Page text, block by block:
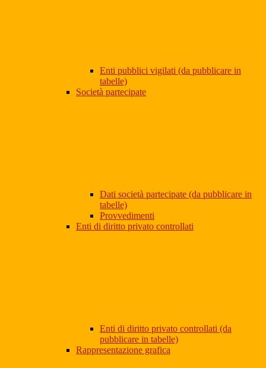
Enti pubblici vigilati (da pubblicare in
tabelle)
Società partecipate
Dati società partecipate (da pubblicare in
tabelle)
Provvedimenti
Enti di diritto privato controllati
Enti di diritto privato controllati (da
pubblicare in tabelle)
Rappresentazione grafica